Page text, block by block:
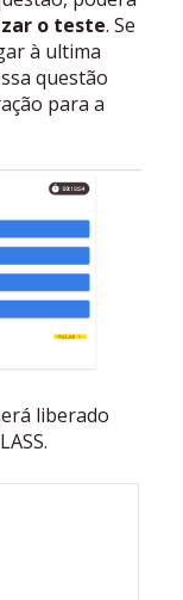
o teste. Se
à ultima
questão
para a
liberado